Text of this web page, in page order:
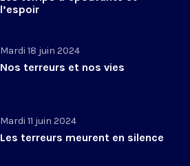
l’espoir
Mardi 18 juin 2024
Nos terreurs et nos vies
Mardi 11 juin 2024
Les terreurs meurent en silence